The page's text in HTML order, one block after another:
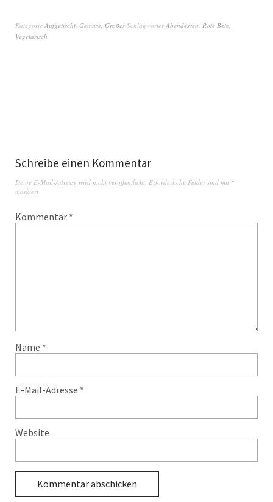
Kategorie Aufgetischt, Gemüse, Großes SchlagwörterAbendessen, Rote Bete,
Vegetarisch
Schreibe einen Kommentar
Deine E-Mail-Adresse wird nicht veröffentlicht. Erforderliche Felder sind mit *
markiert
Kommentar *
Name *
E-Mail-Adresse *
Website